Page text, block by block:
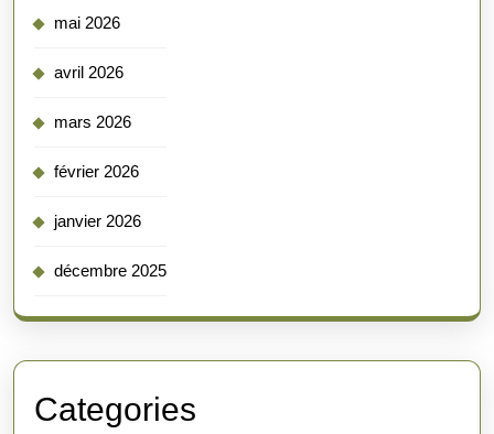
mai 2026
avril 2026
mars 2026
février 2026
janvier 2026
décembre 2025
Categories